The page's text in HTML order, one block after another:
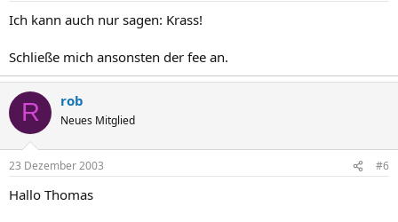
Ich kann auch nur sagen: Krass!
Schließe mich ansonsten der fee an.
R rob
Neues Mitglied
23 Dezember 2003 #6
Hallo Thomas